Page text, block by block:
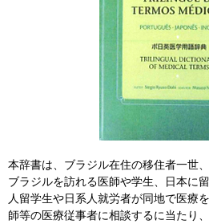
本辞書は、ブラジル在住の移住者一世
ブラジルを訪れる医師や学生、日本に
人留学生や日系人就労者が同地で医療
師等の医療従事者に相談するに当たり